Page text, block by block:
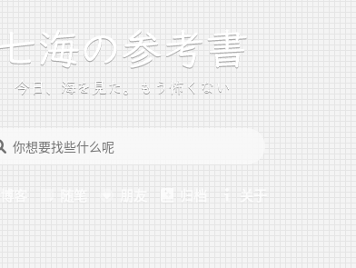
今日、海を見た。もう怖くない
博客 随笔 朋友 归档 关于